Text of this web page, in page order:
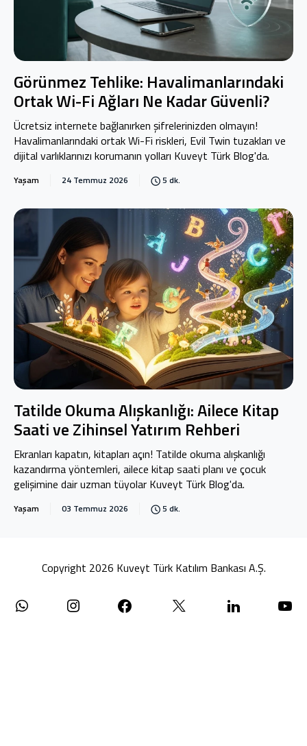
Görünmez Tehlike: Havalimanlarındaki
Ortak Wi-Fi Ağları Ne Kadar Güvenli?
Ücretsiz internete bağlanırken şifrelerinizden olmayın!
Havalimanlarındaki ortak Wi-Fi riskleri, Evil Twin tuzakları ve
dijital varlıklarınızı korumanın yolları Kuveyt Türk Blog'da.
Yaşam 24 Temmuz 2026 5 dk.
Tatilde Okuma Alışkanlığı: Ailece Kitap
Saati ve Zihinsel Yatırım Rehberi
Ekranları kapatın, kitapları açın! Tatilde okuma alışkanlığı
kazandırma yöntemleri, ailece kitap saati planı ve çocuk
gelişimine dair uzman tüyolar Kuveyt Türk Blog'da.
Yaşam 03 Temmuz 2026 5 dk.
Copyright 2026 Kuveyt Türk Katılım Bankası A.Ş.